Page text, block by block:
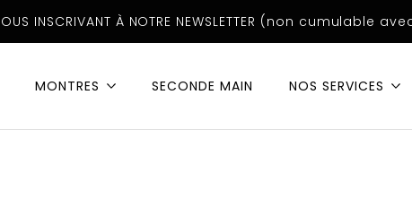
VOUS INSCRIVANT À NOTRE NEWSLETTER (non
MONTRES SECONDE MAIN NOS SERVICES